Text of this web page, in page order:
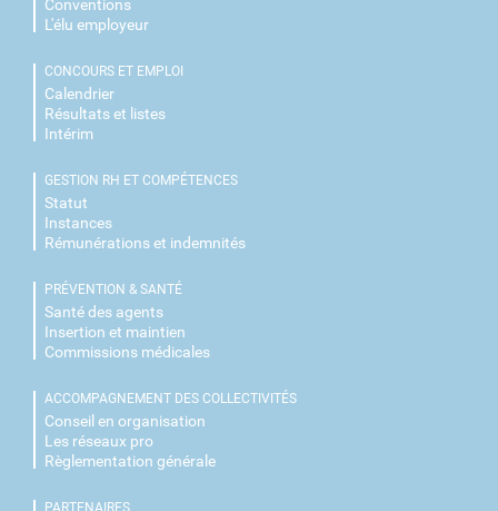
Conventions
L'élu employeur
CONCOURS ET EMPLOI
Calendrier
Résultats et listes
Intérim
GESTION RH ET COMPÉTENCES
Statut
Instances
Rémunérations et indemnités
PRÉVENTION & SANTÉ
Santé des agents
Insertion et maintien
Commissions médicales
ACCOMPAGNEMENT DES COLLECTIVITÉS
Conseil en organisation
Les réseaux pro
Règlementation générale
PARTENAIRES